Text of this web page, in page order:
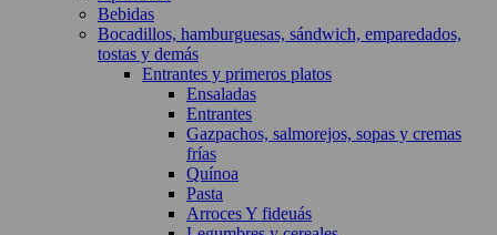
Bebidas
Bocadillos, hamburguesas, sándwich, emparedados,
tostas y demás
Entrantes y primeros platos
Ensaladas
Entrantes
Gazpachos, salmorejos, sopas y cremas
frías
Quínoa
Pasta
Arroces Y fideuás